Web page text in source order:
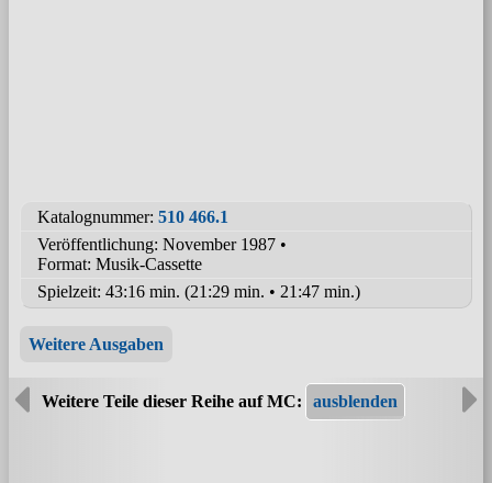
Katalognummer: 510 466.1
Veröffentlichung: November 1987 •
Format: Musik-Cassette
Spielzeit: 43:16 min. (21:29 min. • 21:47 min.)
Weitere Ausgaben
Weitere Teile dieser Reihe auf MC: